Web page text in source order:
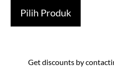
Pilih Produk
Get discounts by